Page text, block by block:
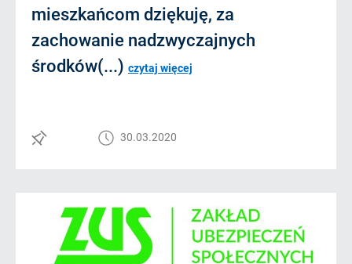
mieszkańcom dziękuję, za
zachowanie nadzwyczajnych
środków(...) czytaj więcej
30.03.2020